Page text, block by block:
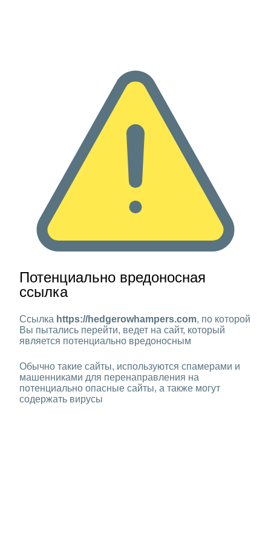
Потенциально вредоносная
ссылка
Ссылка https://hedgerowhampers.com, по которой
Вы пытались перейти, ведет на сайт, который
является потенциально вредоносным
Обычно такие сайты, используются спамерами и
машенниками для перенаправления на
потенциально опасные сайты, а также могут
содержать вирусы